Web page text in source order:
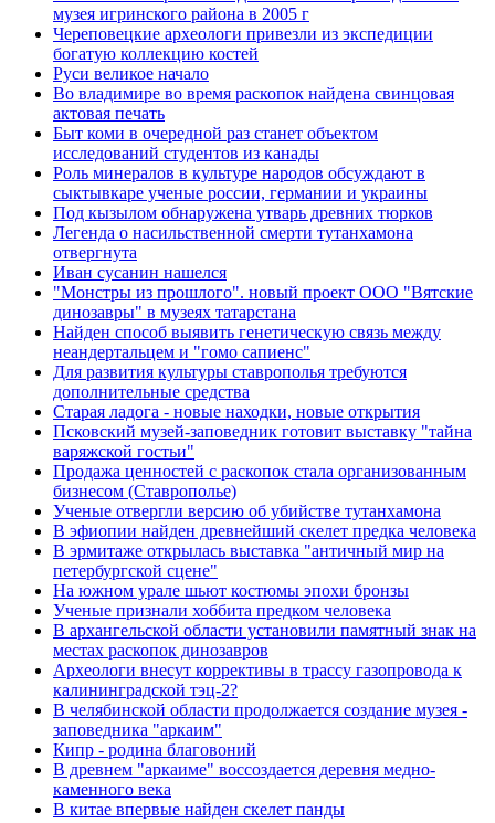
музея игринского района в 2005 г
Череповецкие археологи привезли из экспедиции
богатую коллекцию костей
Руси великое начало
Во владимире во время раскопок найдена свинцовая
актовая печать
Быт коми в очередной раз станет объектом
исследований студентов из канады
Роль минералов в культуре народов обсуждают в
сыктывкаре ученые россии, германии и украины
Под кызылом обнаружена утварь древних тюрков
Легенда о насильственной смерти тутанхамона
отвергнута
Иван сусанин нашелся
"Монстры из прошлого". новый проект ООО "Вятские
динозавры" в музеях татарстана
Найден способ выявить генетическую связь между
неандертальцем и "гомо сапиенс"
Для развития культуры ставрополья требуются
дополнительные средства
Старая ладога - новые находки, новые открытия
Псковский музей-заповедник готовит выставку "тайна
варяжской гостьи"
Продажа ценностей с раскопок стала организованным
бизнесом (Ставрополье)
Ученые отвергли версию об убийстве тутанхамона
В эфиопии найден древнейший скелет предка человека
В эрмитаже открылась выставка "античный мир на
петербургской сцене"
На южном урале шьют костюмы эпохи бронзы
Ученые признали хоббита предком человека
В архангельской области установили памятный знак на
местах раскопок динозавров
Археологи внесут коррективы в трассу газопровода к
калининградской тэц-2?
В челябинской области продолжается создание музея -
заповедника "аркаим"
Кипр - родина благовоний
В древнем "аркаиме" воссоздается деревня медно-
каменного века
В китае впервые найден скелет панды